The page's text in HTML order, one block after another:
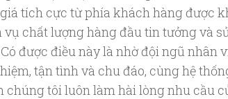
tích cực từ phía khách hàng được
chất lượng hàng đầu tin tưởng và
được điều này là nhờ đội ngũ nhân
tận tình và chu đáo, cùng hệ
chúng tôi luôn làm hài lòng nhu cầu